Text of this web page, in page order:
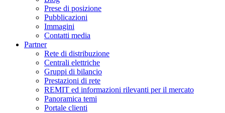
Prese di posizione
Pubblicazioni
Immagini
Contatti media
Partner
Rete di distribuzione
Centrali elettriche
Gruppi di bilancio
Prestazioni di rete
REMIT ed informazioni rilevanti per il mercato
Panoramica temi
Portale clienti